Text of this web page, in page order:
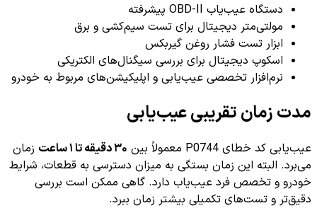
دستگاه عیب‌یاب OBD-II پیشرفته
مولتی‌متر دیجیتال برای تست سیم‌کشی و برق
ابزار تست فشار روغن گیربکس
اسکوپ دیجیتال برای بررسی سیگنال‌های الکتریکی
نرم‌افزار تخصصی عیب‌یابی و اپلیکیشن‌های مربوط به خودرو
مدت زمان تقریبی عیب‌یابی
عیب‌یابی کد خطای P0744 معمولاً بین ۳۰ دقیقه تا ۱ ساعت
زمان
می‌برد. البته این زمان بستگی به میزان دسترسی به قطعات، شرایط
خودرو و تخصص فرد عیب‌یاب دارد. گاهی ممکن است بررسی
دقیق‌تر و تست‌های تکمیلی بیشتر زمان ببرد.